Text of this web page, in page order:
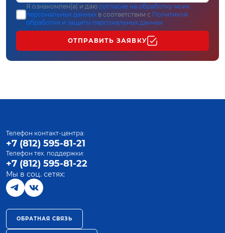
Я ознакомлен(а) и даю согласие на обработку моих
персональных данных в соответствии с Политикой
обработки и защиты персональных данных
ОТПРАВИТЬ ЗАЯВКУ
Телефон контакт-центра:
+7 (812) 595-81-21
Телефон тех. поддержки:
+7 (812) 595-81-22
Мы в соц. сетях:
ОБРАТНАЯ СВЯЗЬ